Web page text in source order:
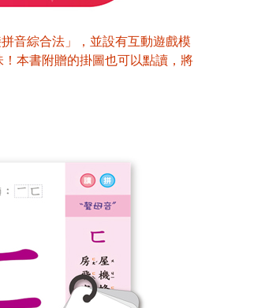
音綜合法」，並設有互動遊戲模
本書附贈的掛圖也可以點讀，將